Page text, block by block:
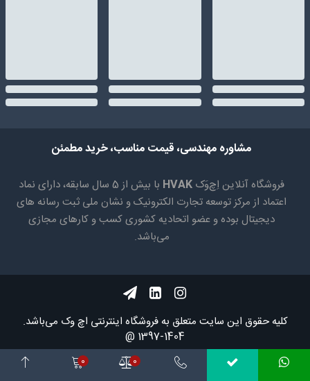
مشاوره مهندسی، قیمت مناسب، خرید مطمئن
فروشگاه آنلاین اِچ‌وَک HVAK
با بیش از 5 سال سابقه، دارای نماد
اعتماد از مرکز توسعه تجارت الکترونیک و نشان ملی ثبت رسانه های
دیجیتال بوده و عضو اتحادیه کشوری کسب و کارهای مجازی
می‌باشد.
کلیه حقوق اين سايت متعلق به فروشگاه اینترنتی اچ وک می‌باشد.
1404-1397 @
0
0